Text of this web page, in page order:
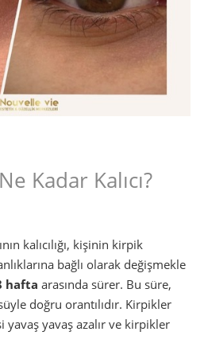
Kadar Kalıcı?
kalıcılığı, kişinin kirpik
bağlı olarak değişmekle
hafta arasında sürer. Bu süre,
doğru orantılıdır. Kirpikler
yavaş azalır ve kirpikler